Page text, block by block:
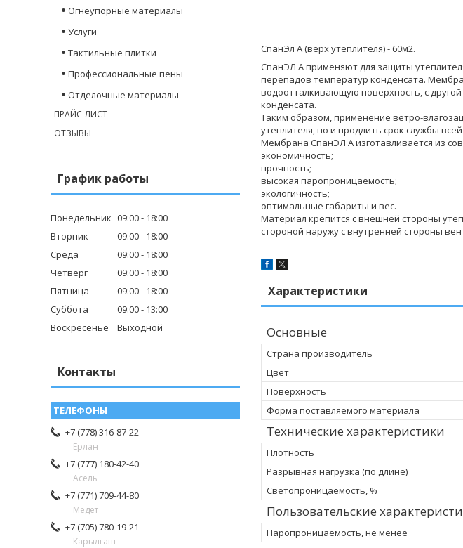
СпанЭл А (верх утеплителя) - 60м2.
СпанЭЛ А применяют для защиты
перепадов температур конденсата.
водоотталкивающую поверхность, с
конденсата.
Таким образом, применение ветро-
утеплителя, но и продлить срок службы
Мембрана СпанЭЛ А изготавливается из
экономичность;
прочность;
высокая паропроницаемость;
экологичность;
оптимальные габариты и вес.
Материал крепится с внешней стороны
стороной наружу с внутренней стороны
Характеристики
Основные
Страна производитель
Цвет
Поверхность
Форма поставляемого материала
Технические характеристики
Плотность
Разрывная нагрузка (по длине)
Светопроницаемость, %
Пользовательские
Паропроницаемость, не менее
Огнеупорные материалы
Услуги
Тактильные плитки
Профессиональные пены
Отделочные материалы
ПРАЙС-ЛИСТ
ОТЗЫВЫ
График работы
Понедельник 09:00
18:00
Вторник
09:00
18:00
Среда
09:00
18:00
Четверг
09:00
18:00
Пятница
09:00
18:00
Суббота
09:00
13:00
Воскресенье
Выходной
Контакты
+7 (778) 316-87-22
Ерлан
+7 (777) 180-42-40
Асель
+7 (771) 709-44-80
Медет
+7 (705) 780-19-21
Карылгаш